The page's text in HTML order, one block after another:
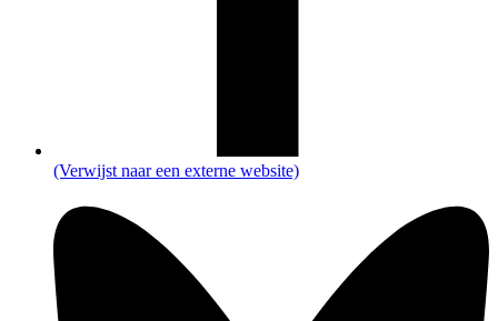
(Verwijst naar een externe website)